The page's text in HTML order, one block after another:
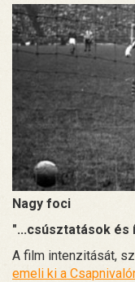
Nagy foci
"...csúsztatások és
A film intenzitását,
emeli ki a